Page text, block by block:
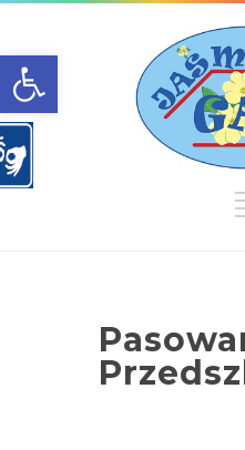
Open toolbar